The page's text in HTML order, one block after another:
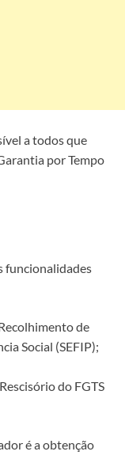
a todos que
por Tempo
funcionalidades
de
Social (SEFIP);
do FGTS
é a obtenção